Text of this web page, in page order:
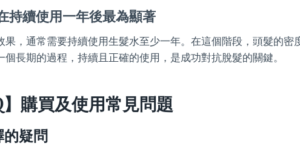
持續使用一年後最為顯著
果，通常需要持續使用生髮水至少一年。在這個階段，頭髮的密
長期的過程，持續且正確的使用，是成功對抗脫髮的關鍵。
】購買及使用常見問題
疑問